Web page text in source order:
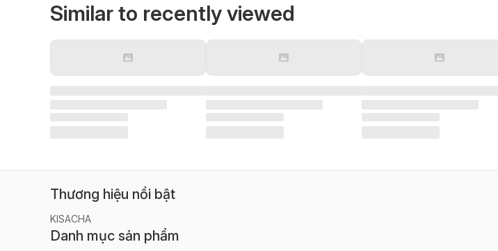
Similar to recently viewed
Thương hiệu nổi bật
KISACHA
Danh mục sản phẩm